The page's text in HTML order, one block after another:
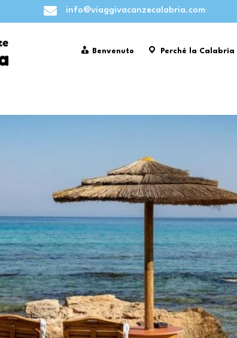
 info@viaggivacanzecalabria.com
Benvenuto Perché la Calabria